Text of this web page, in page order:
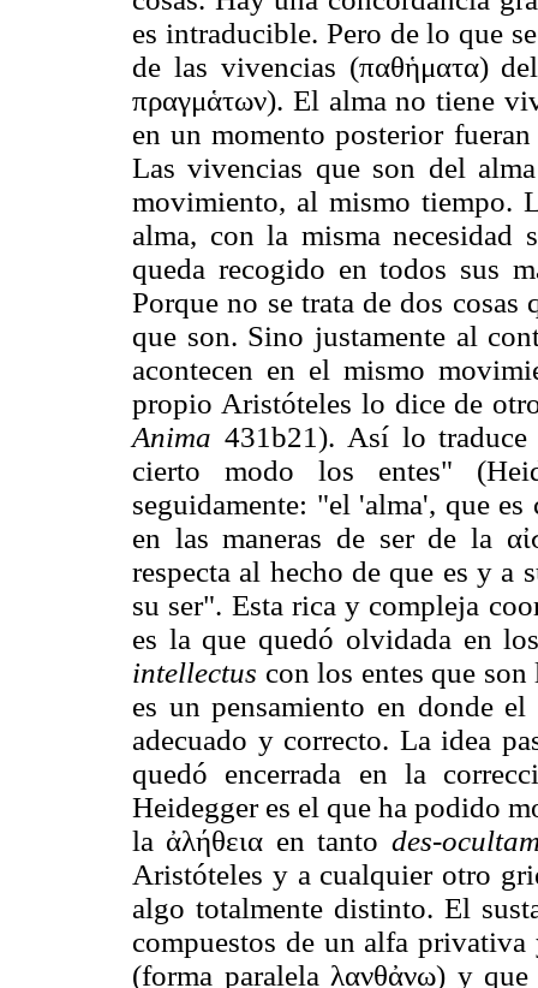
es intraducible. Pero de lo que
de las vivencias (παθἡματα)
πραγμἁτων). El alma no tiene
en un momento posterior
Las vivencias que son del
movimiento, al mismo tiempo.
alma, con la misma necesidad
queda recogido en todos sus
Porque no se trata de dos cosas
que son. Sino justamente al
acontecen en el mismo
propio Aristóteles lo dice de
Anima 431b21). Así lo
cierto modo los entes"
seguidamente: "el 'alma', que
en las maneras de ser de la
respecta al hecho de que es y a
su ser". Esta rica y compleja
es la que quedó olvidada en
intellectus con los entes que son
es un pensamiento en donde
adecuado y correcto. La idea
quedó encerrada en la
Heidegger es el que ha podido
la ἀλήθεια en tanto des-
Aristóteles y a cualquier otro
algo totalmente distinto. El
compuestos de un alfa
(forma paralela λανθἀνω) y